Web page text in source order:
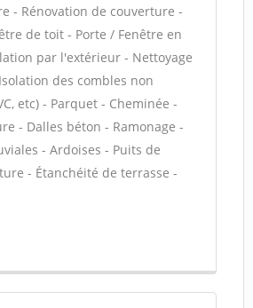
- Rénovation de couverture -
de toit - Porte / Fenêtre en
par l'extérieur - Nettoyage
des combles non
etc) - Parquet - Cheminée -
- Dalles béton - Ramonage -
- Ardoises - Puits de
- Étanchéité de terrasse -